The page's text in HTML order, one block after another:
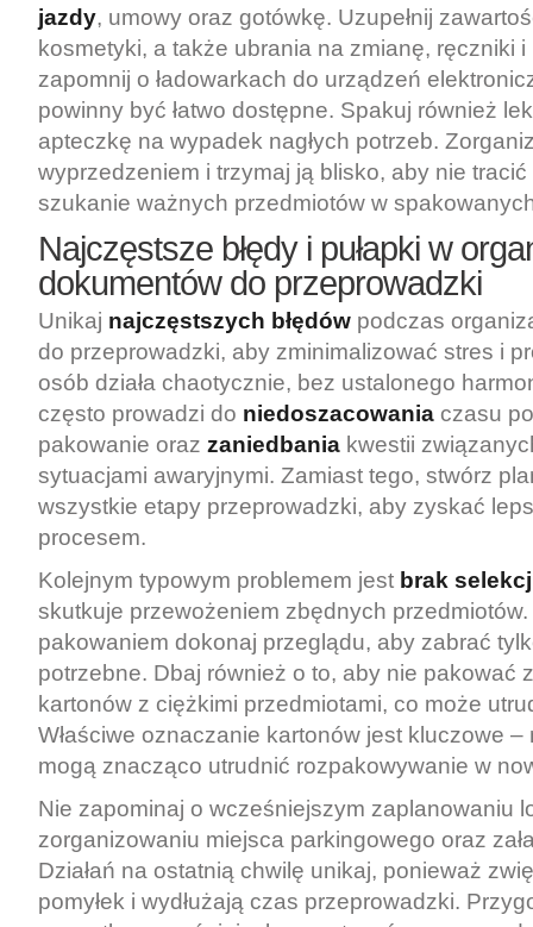
jazdy, umowy oraz gotówkę. Uzupełnij
kosmetyki, a także ubrania na zmianę, ręczniki
zapomnij o ładowarkach do urządzeń
powinny być łatwo dostępne. Spakuj również
apteczkę na wypadek nagłych potrzeb.
wyprzedzeniem i trzymaj ją blisko, aby nie
szukanie ważnych przedmiotów w
Najczęstsze błędy i pułapki w
dokumentów do przeprowadzki
Unikaj najczęstszych błędów podczas
do przeprowadzki, aby zminimalizować stres i
osób działa chaotycznie, bez ustalonego
często prowadzi do niedoszacowania czasu
pakowanie oraz zaniedbania kwestii
sytuacjami awaryjnymi. Zamiast tego, stwórz
wszystkie etapy przeprowadzki, aby zyskać
procesem.
Kolejnym typowym problemem jest brak
skutkuje przewożeniem zbędnych
pakowaniem dokonaj przeglądu, aby zabrać
potrzebne. Dbaj również o to, aby nie pakować
kartonów z ciężkimi przedmiotami, co może
Właściwe oznaczanie kartonów jest kluczowe
mogą znacząco utrudnić rozpakowywanie w
Nie zapominaj o wcześniejszym zaplanowaniu
zorganizowaniu miejsca parkingowego oraz
Działań na ostatnią chwilę unikaj, ponieważ
pomyłek i wydłużają czas przeprowadzki.